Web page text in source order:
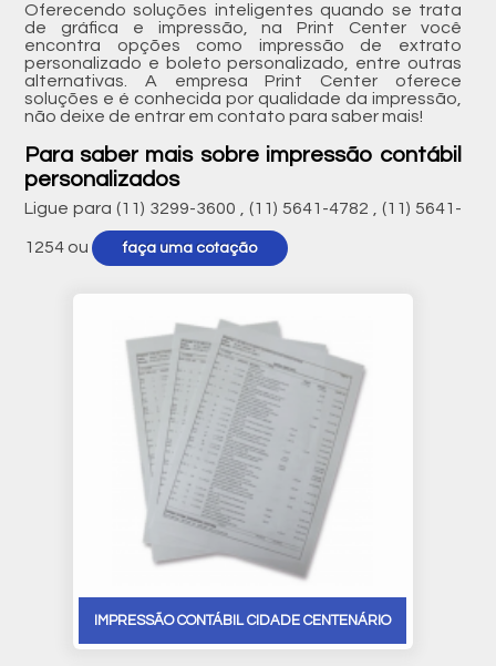
Oferecendo soluções inteligentes quando se trata
de gráfica e impressão, na Print Center você
encontra opções como impressão de extrato
personalizado e boleto personalizado, entre outras
alternativas. A empresa Print Center oferece
soluções e é conhecida por qualidade da impressão,
não deixe de entrar em contato para saber mais!
Para saber mais sobre impressão contábil
personalizados
Ligue para (11) 3299-3600 ,(11) 5641-4782 ,(11) 5641-
1254ou faça uma cotação
IMPRESSÃO CONTÁBIL CIDADE CENTENÁRIO